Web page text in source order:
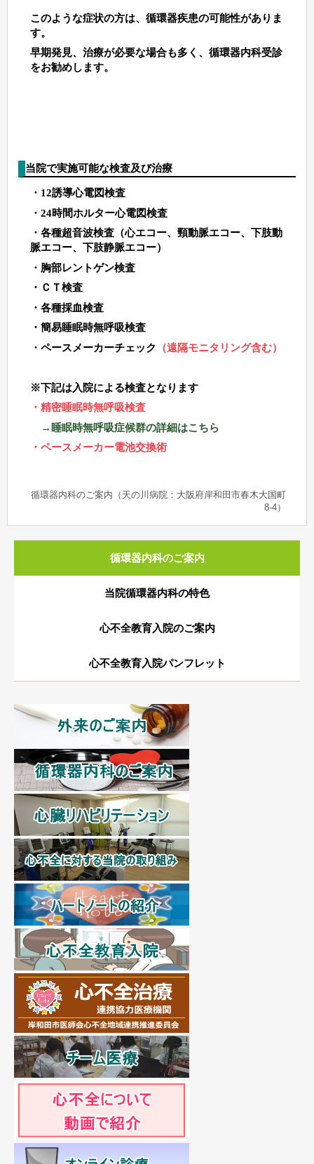
このような症状の方は、循環器疾患の可能性がありま
す。
早期発見、治療が必要な場合も多く、循環器内科受診
をお勧めします。
当院で実施可能な検査及び治療
・12誘導心電図検査
・24時間ホルター心電図検査
・各種超音波検査（心エコー、頸動脈エコー、下肢動
脈エコー、下肢静脈エコー）
・胸部レントゲン検査
・ＣＴ検査
・各種採血検査
・簡易睡眠時無呼吸検査
・ペースメーカーチェック （遠隔モニタリング含む）
※下記は入院による検査となります
・精密睡眠時無呼吸検査
→睡眠時無呼吸症候群の詳細はこちら
・ペースメーカー電池交換術
循環器内科のご案内（天の川病院：大阪府岸和田市春木大国町
8-4）
循環器内科のご案内
当院循環器内科の特色
心不全教育入院のご案内
心不全教育入院パンフレット